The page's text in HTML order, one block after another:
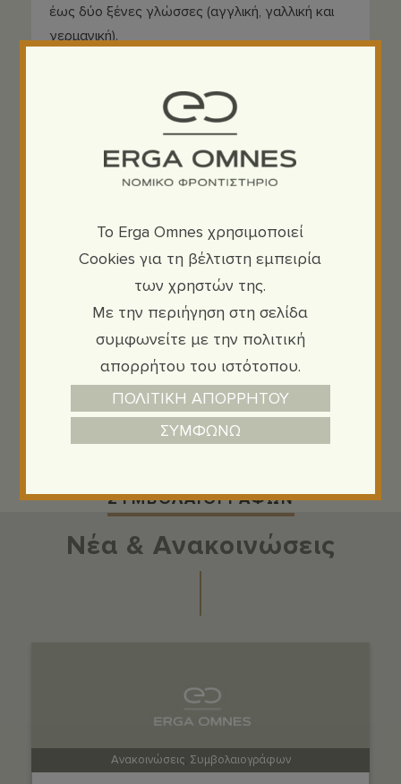
έως δύο ξένες γλώσσες (αγγλική, γαλλική και
γερμανική).
, LL.M. – Εμπορικό Δίκαιο
Πέγιος Τριαντάφυλλος, Δ.Ν – Αστικό Δίκαιο,
Πλιάτσικας Κων/νος, Δ.Ν. – Κτηματολόγιο
Τσακάλου Κωνσταντία, Συμβολαιογράφος –
Ειδικοί Νόμοι
SHARE
ΣΥΜΒΟΛΑΙΟΓΡΑΦΩΝ
Νέα & Ανακοινώσεις
Ανακοινώσεις, Συμβολαιογράφων
To Erga Omnes χρησιμοποιεί
Cookies για τη βέλτιστη εμπειρία
των χρηστών της.
Με την περιήγηση στη σελίδα
συμφωνείτε με την πολιτική
απορρήτου του ιστότοπου.
ΠΟΛΙΤΙΚΗ ΑΠΟΡΡΗΤΟΥ
ΣΥΜΦΩΝΩ